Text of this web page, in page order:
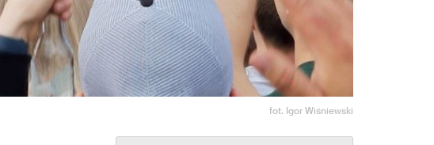
fot. Igor Wiśniewski